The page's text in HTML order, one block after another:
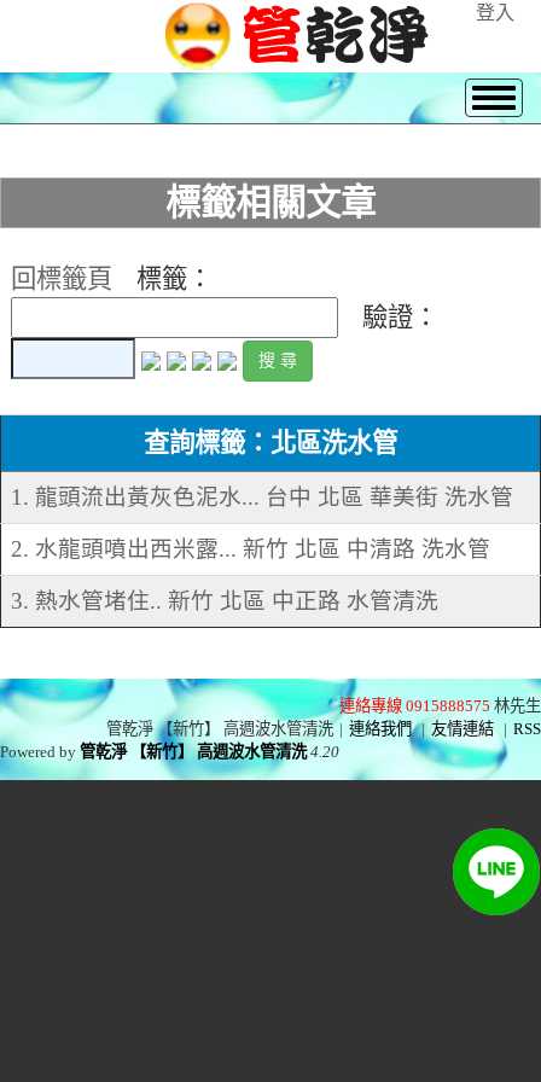
登入
標籤相關文章
回標籤頁
標籤：
驗證：
查詢標籤：北區洗水管
1. 龍頭流出黃灰色泥水... 台中 北區 華美街 洗水管
2. 水龍頭噴出西米露... 新竹 北區 中清路 洗水管
3. 熱水管堵住.. 新竹 北區 中正路 水管清洗
連絡專線 0915888575 林先生
管乾淨 【新竹】 高週波水管清洗 | 連絡我們 | 友情連結 | RSS
Powered by管乾淨 【新竹】 高週波水管清洗 4.20